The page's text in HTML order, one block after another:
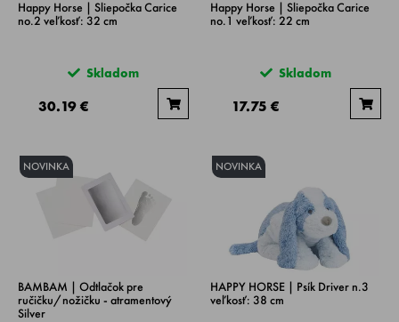
Happy Horse | Sliepočka Carice
no.2 veľkosť: 32 cm
Skladom
30.19 €
Happy Horse | Sliepočka Carice
no.1 veľkosť: 22 cm
Skladom
17.75 €
NOVINKA
BAMBAM | Odtlačok pre
ručičku/nožičku - atramentový
Silver
NOVINKA
HAPPY HORSE | Psík Driver n.3
veľkosť: 38 cm